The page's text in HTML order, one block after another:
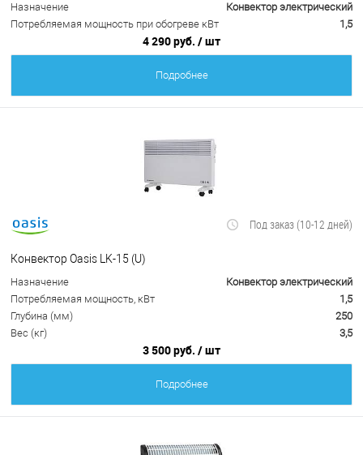
Назначение
Конвектор электрический
Потребляемая мощность при обогреве кВт
1,5
4 290 руб. / шт
Подробнее
Под заказ (10-12 дней)
Конвектор Oasis LK-15 (U)
Назначение
Конвектор электрический
Потребляемая мощность, кВт
1,5
Глубина (мм)
250
Вес (кг)
3,5
3 500 руб. / шт
Подробнее